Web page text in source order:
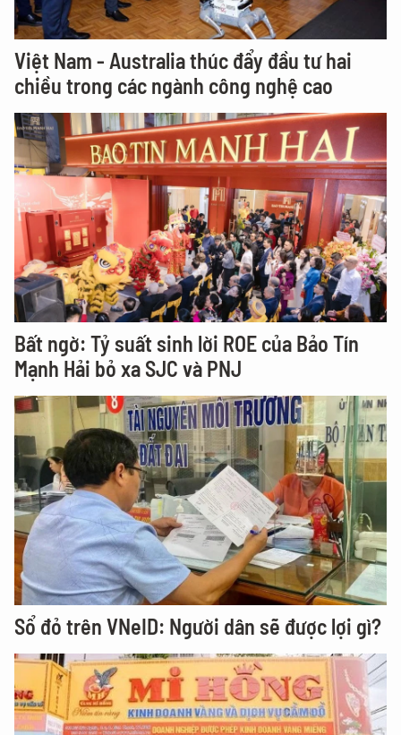
Việt Nam - Australia thúc đẩy đầu tư hai
chiều trong các ngành công nghệ cao
Bất ngờ: Tỷ suất sinh lời ROE của Bảo Tín
Mạnh Hải bỏ xa SJC và PNJ
Sổ đỏ trên VNeID: Người dân sẽ được lợi gì?